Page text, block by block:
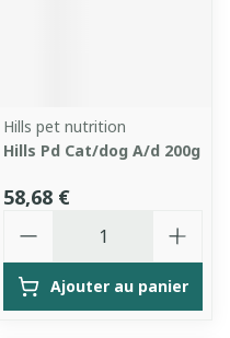
Hills pet nutrition
Hills Pd Cat/dog A/d 200g
58,68 €
Ajouter au panier